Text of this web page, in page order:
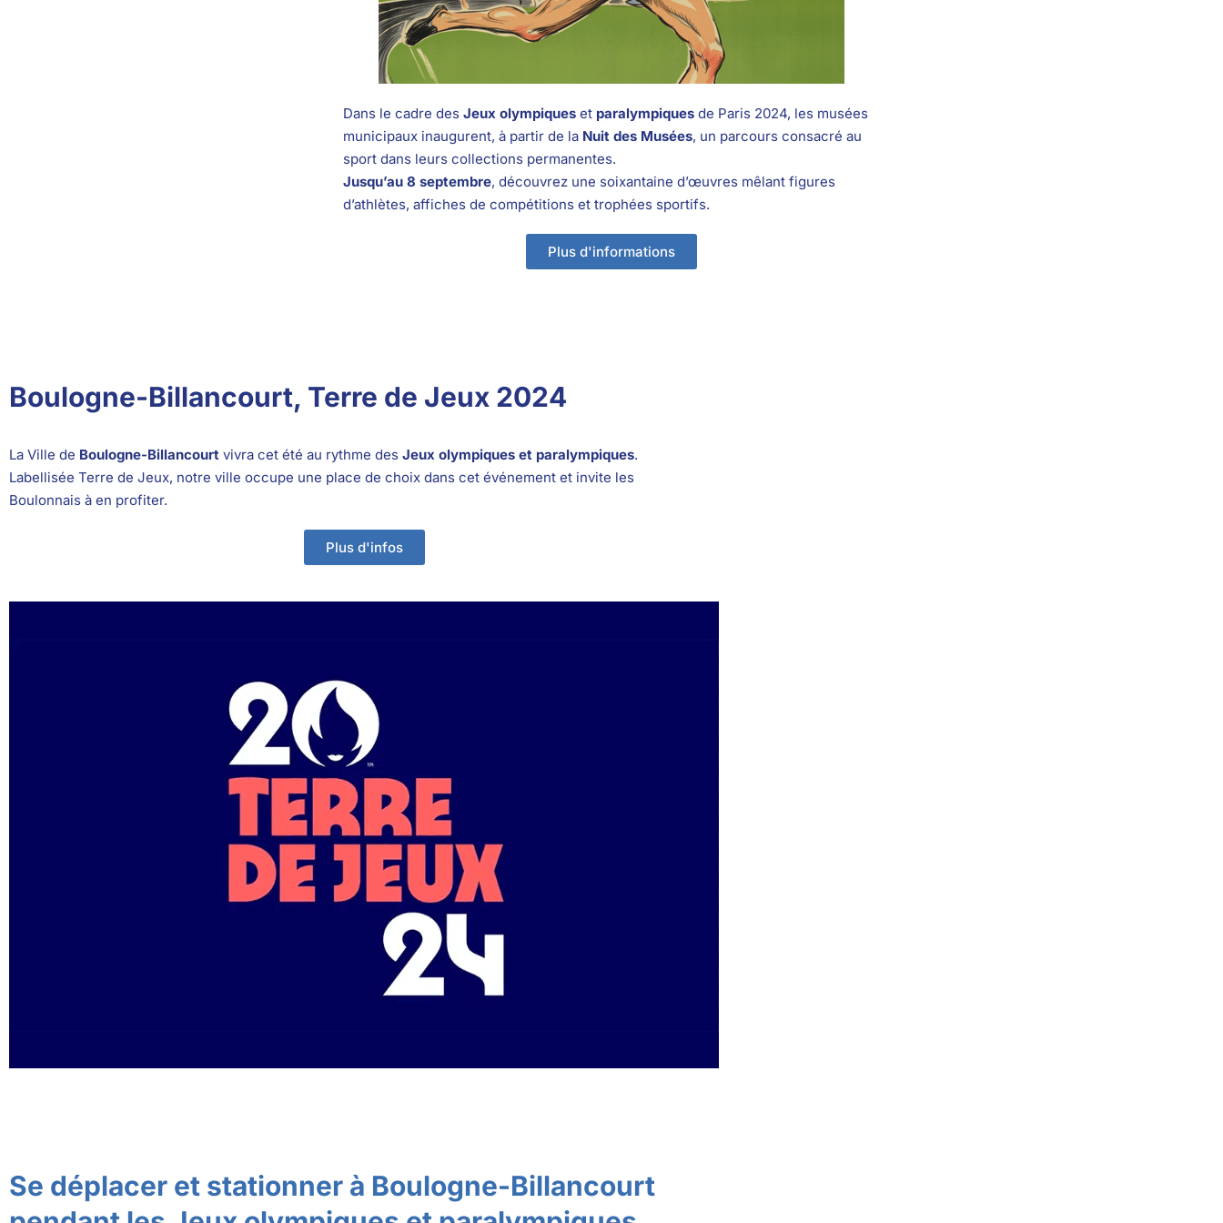
Dans le cadre des Jeux olympiques et paralympiques de Paris 2024, les musées
municipaux inaugurent, à partir de la Nuit des Musées, un parcours consacré au
sport dans leurs collections permanentes.
Jusqu’au 8 septembre, découvrez une soixantaine d’œuvres mêlant figures
d’athlètes, affiches de compétitions et trophées sportifs.
Plus d'informations
Boulogne-Billancourt, Terre de Jeux 2024
La Ville de Boulogne-Billancourt vivra cet été au rythme des Jeux olympiques et paralympiques.
Labellisée Terre de Jeux, notre ville occupe une place de choix dans cet événement et invite les
Boulonnais à en profiter.
Plus d'infos
Se déplacer et stationner à Boulogne-Billancourt